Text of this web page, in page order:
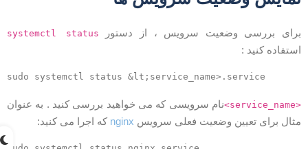
بررسی وضعیت سرویس ، از دستور systemctl status
کنید :
نام سرویسی که می خواهید بررسی کنید . به عنوان
برای تعیین وضعیت فعلی سرویسnginx که اجرا می کنید: